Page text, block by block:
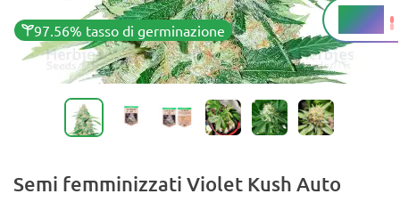
97.56% tasso di germinazione
19,3%
THC
Semi femminizzati Violet Kush Auto